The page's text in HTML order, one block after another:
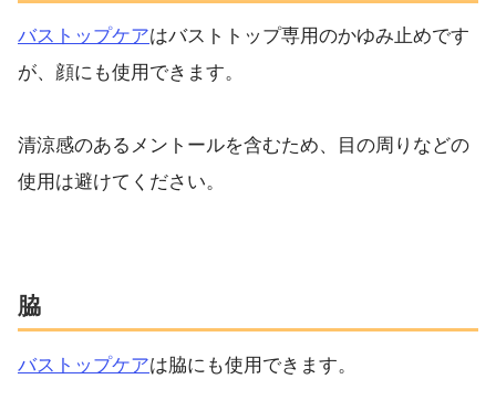
バストップケアはバストトップ専用のかゆみ止めです
が、顔にも使用できます。
清涼感のあるメントールを含むため、目の周りなどの
使用は避けてください。
脇
バストップケアは脇にも使用できます。